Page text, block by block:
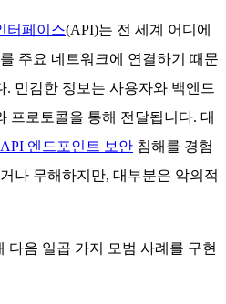
터페이스(API)는 전 세계 어디에
주요 네트워크에 연결하기 때문
민감한 정보는 사용자와 백엔드
프로토콜을 통해 전달됩니다. 대
API 엔드포인트 보안 침해를 경험
나 무해하지만, 대부분은 악의적
다음 일곱 가지 모범 사례를 구현